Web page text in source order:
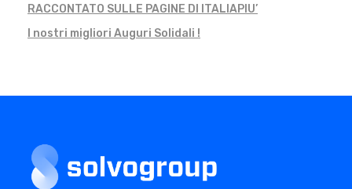
RACCONTATO SULLE PAGINE DI ITALIAPIU’
I nostri migliori Auguri Solidali !